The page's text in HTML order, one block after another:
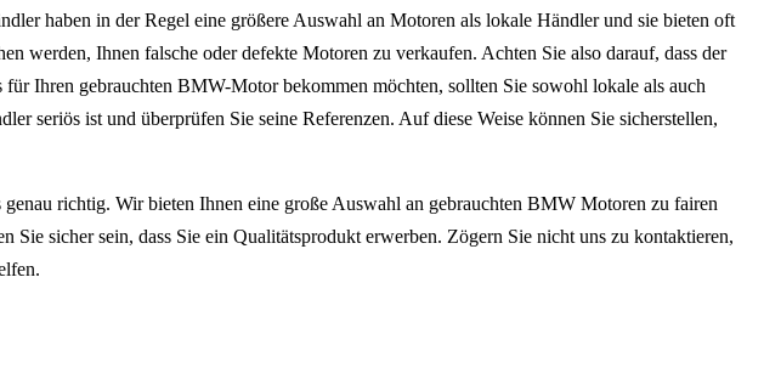
haben in der Regel eine größere Auswahl an Motoren als lokale Händler und sie bieten oft
werden, Ihnen falsche oder defekte Motoren zu verkaufen. Achten Sie also darauf, dass der
Ihren gebrauchten BMW-Motor bekommen möchten, sollten Sie sowohl lokale als auch
seriös ist und überprüfen Sie seine Referenzen. Auf diese Weise können Sie sicherstellen,
richtig. Wir bieten Ihnen eine große Auswahl an gebrauchten BMW Motoren zu fairen
sicher sein, dass Sie ein Qualitätsprodukt erwerben. Zögern Sie nicht uns zu kontaktieren,